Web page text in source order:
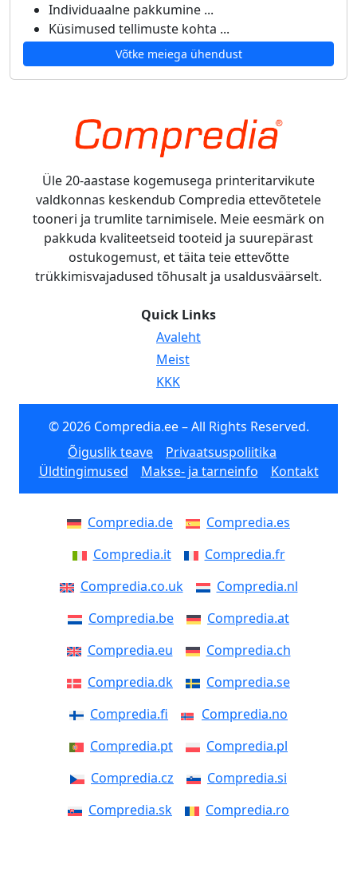
Individuaalne pakkumine ...
Küsimused tellimuste kohta ...
Võtke meiega ühendust
Üle 20-aastase kogemusega printeritarvikute
valdkonnas keskendub Compredia ettevõtetele
tooneri ja trumlite tarnimisele. Meie eesmärk on
pakkuda kvaliteetseid tooteid ja suurepärast
ostukogemust, et täita teie ettevõtte
trükkimisvajadused tõhusalt ja usaldusväärselt.
Quick Links
Avaleht
Meist
KKK
© 2026 Compredia.ee – All Rights Reserved.
Õiguslik teave
Privaatsuspoliitika
Üldtingimused
Makse- ja tarneinfo Kontakt
Compredia.de
Compredia.es
Compredia.it
Compredia.fr
Compredia.co.uk
Compredia.nl
Compredia.be
Compredia.at
Compredia.eu
Compredia.ch
Compredia.dk
Compredia.se
Compredia.fi
Compredia.no
Compredia.pt
Compredia.pl
Compredia.cz
Compredia.si
Compredia.sk
Compredia.ro